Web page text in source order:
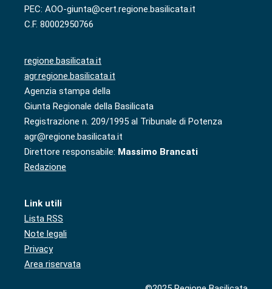
PEC: AOO-giunta@cert.regione.basilicata.it
C.F. 80002950766
regione.basilicata.it
agr.regione.basilicata.it
Agenzia stampa della
Giunta Regionale della Basilicata
Registrazione n. 209/1995 al Tribunale di Potenza
agr@regione.basilicata.it
Direttore responsabile: Massimo Brancati
Redazione
Link utili
Lista RSS
Note legali
Privacy
Area riservata